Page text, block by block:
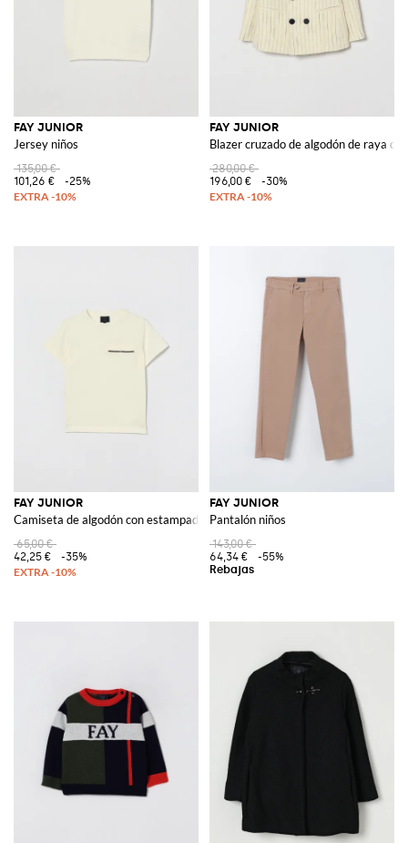
FAY JUNIOR
Jersey niños
135,00 €
101,26 €
-25%
FAY JUNIOR
Blazer cruzado de algodón de raya
280,00 €
196,00 €
-30%
FAY JUNIOR
Camiseta de algodón con estampado de logo
65,00 €
42,25 €
-35%
FAY JUNIOR
Pantalón niños
143,00 €
64,34 €
-55%